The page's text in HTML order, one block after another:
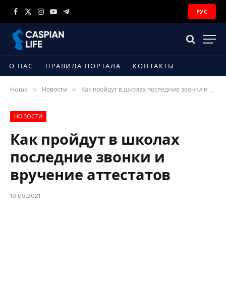
Facebook
X
Instagram
YouTubeTelegram
РУС
О НАС ПРАВИЛА ПОРТАЛА КОНТАКТЫ
Home » Новости » Как пройдут в школах последние звонки и вручение аттестатов
НОВОСТИ
Как пройдут в школах
последние звонки и
вручение аттестатов
19.05.2021